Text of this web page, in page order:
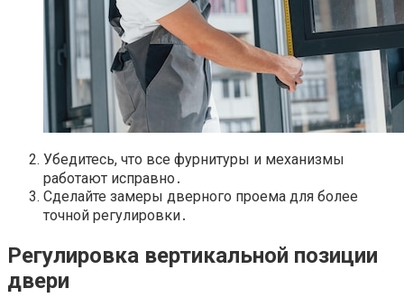
Убедитесь, что все фурнитуры и механизмы
работают исправно․
Сделайте замеры дверного проема для более
точной регулировки․
Регулировка вертикальной позиции
двери